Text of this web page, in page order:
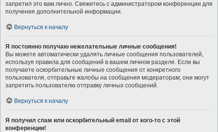
запретил это вам лично. Свяжитесь с администратором конференции для
получения дополнительной информации.
Вернуться к началу
Я постоянно получаю нежелательные личные сообщения!
Вы можете автоматически удалять личные сообщения пользователей,
используя правила для сообщений в вашем личном разделе. Если вы
получаете оскорбительные личные сообщения от конкретного
пользователя, отправьте жалобы на сообщения модераторам; они могут
запретить пользователю отправку личных сообщений.
Вернуться к началу
Я получил спам или оскорбительный email от кого-то с этой
конференции!